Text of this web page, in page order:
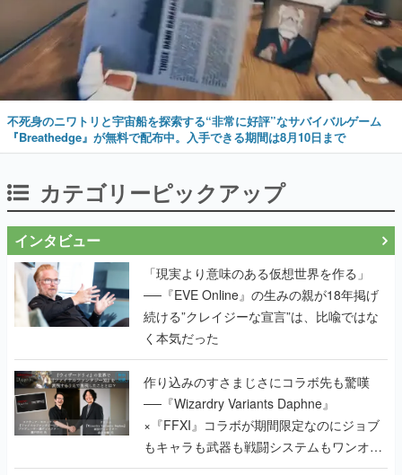
不死身のニワトリと宇宙船を探索する“非常に好評”なサバイバルゲーム
『Breathedge』が無料で配布中。入手できる期間は8月10日まで
カテゴリーピックアップ
インタビュー
「現実より意味のある仮想世界を作る」
──『EVE Online』の生みの親が18年掲げ
続ける”クレイジーな宣言”は、比喩ではな
く本気だった
作り込みのすさまじさにコラボ先も驚嘆
──『Wizardry Variants Daphne』
×『FFXI』コラボが期間限定なのにジョブ
もキャラも武器も戦闘システムもワンオフ
で作り込まれた理由を両ディレクターに聞